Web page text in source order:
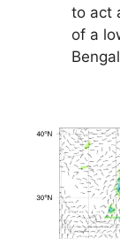
to act
of a
Bengal